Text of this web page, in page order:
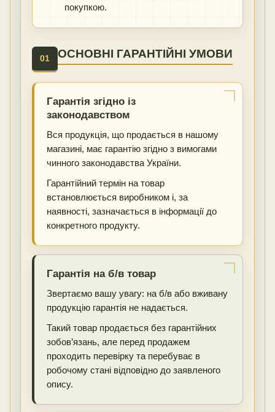
покупкою.
01 ОСНОВНІ ГАРАНТІЙНІ УМОВИ
Гарантія згідно із
законодавством
Вся продукція, що продається в нашому
магазині, має гарантію згідно з вимогами
чинного законодавства України.
Гарантійний термін на товар
встановлюється виробником і, за
наявності, зазначається в інформації до
конкретного продукту.
Гарантія на б/в товар
Звертаємо вашу увагу: на б/в або вживану
продукцію гарантія не надається.
Такий товар продається без гарантійних
зобов’язань, але перед продажем
проходить перевірку та перебуває в
робочому стані відповідно до заявленого
опису.